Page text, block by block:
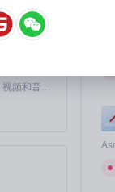
MiniMax H3 是一个通用的全模态生成系统。它支持对由文本、图像、视频和音频组成的多模态上下文进行统一理解，并能生成分辨率高达 2K、时长可达 15 秒的带原生立体声音频的视频。得益于面向任务泛化的系统设计，H3 在预训练阶段就已具备广泛的多模态上下文理解与生成能力，能够出色地执行复杂的多模态指令。